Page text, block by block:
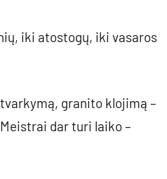
iki atostogų, iki vasaros
granito klojimą –
dar turi laiko –